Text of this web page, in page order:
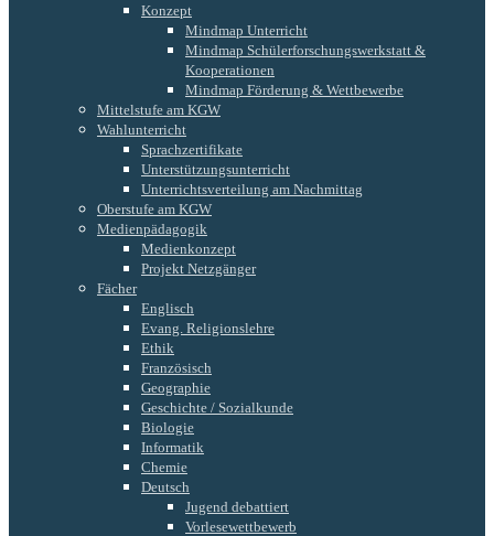
Konzept
Mindmap Unterricht
Mindmap Schülerforschungswerkstatt &
Kooperationen
Mindmap Förderung & Wettbewerbe
Mittelstufe am KGW
Wahlunterricht
Sprachzertifikate
Unterstützungsunterricht
Unterrichtsverteilung am Nachmittag
Oberstufe am KGW
Medienpädagogik
Medienkonzept
Projekt Netzgänger
Fächer
Englisch
Evang. Religionslehre
Ethik
Französisch
Geographie
Geschichte / Sozialkunde
Biologie
Informatik
Chemie
Deutsch
Jugend debattiert
Vorlesewettbewerb